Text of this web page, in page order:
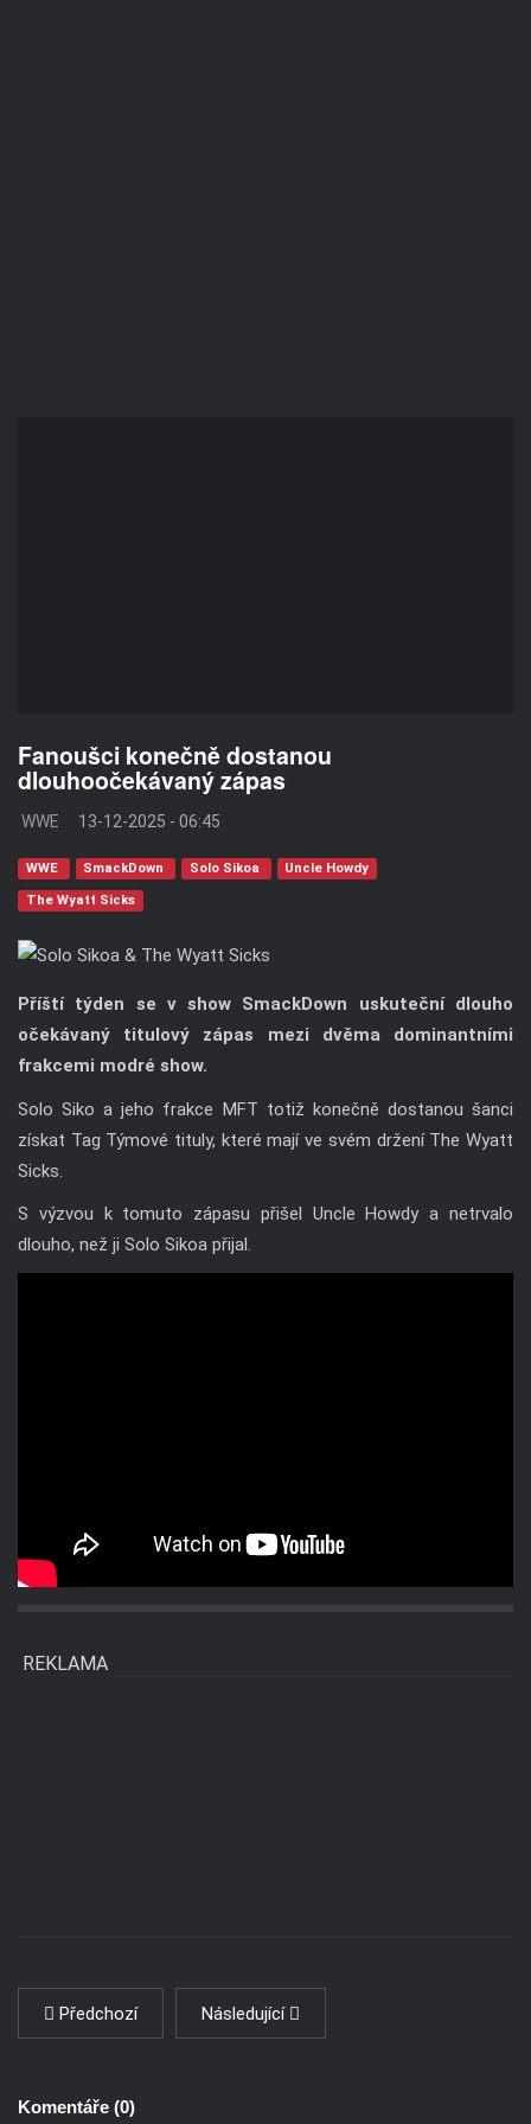
Fanoušci konečně dostanou
dlouhoočekávaný zápas
WWE 13-12-2025 - 06:45
WWE SmackDown Solo Sikoa Uncle Howdy
The Wyatt Sicks
Příští týden se v show SmackDown uskuteční dlouho
očekávaný titulový zápas mezi dvěma dominantními
frakcemi modré show.
Solo Siko a jeho frakce MFT totiž konečně dostanou šanci
získat Tag Týmové tituly, které mají ve svém držení The Wyatt
Sicks.
S výzvou k tomuto zápasu přišel Uncle Howdy a netrvalo
dlouho, než ji Solo Sikoa přijal.
REKLAMA
Předchozí Následující
Komentáře (0)